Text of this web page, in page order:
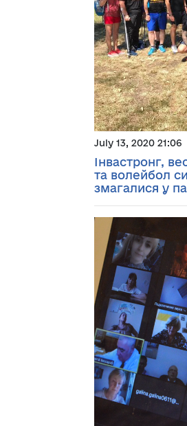
July 13, 2020 21:06
Інвастронг,
та волейбол
змагалися у